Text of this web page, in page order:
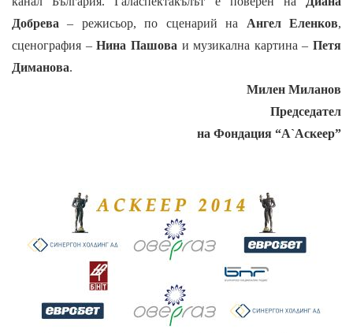
Добрева – режисьор, по сценарий на Ангел Еленков,
сценография –Нина Пашова и музикална картина – Петя
Диманова.
Милен Миланов
Председател
на Фондация “А`Аскеер”